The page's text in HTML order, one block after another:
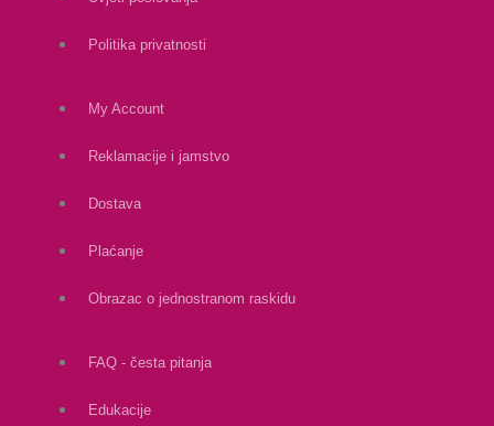
Politika privatnosti
My Account
Reklamacije i jamstvo
Dostava
Plaćanje
Obrazac o jednostranom raskidu
FAQ - česta pitanja
Edukacije